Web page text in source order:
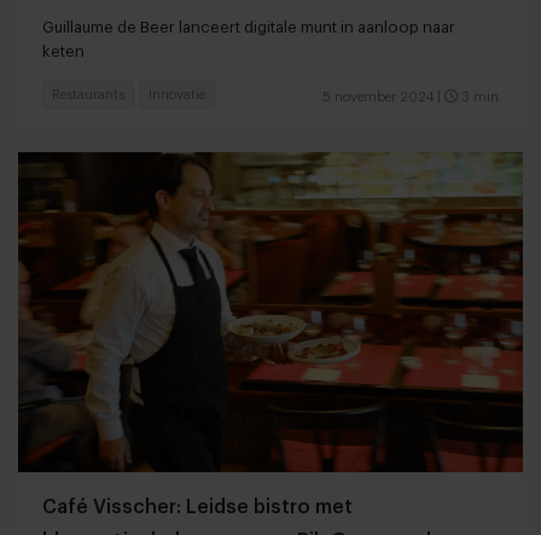
Guillaume de Beer lanceert digitale munt in aanloop naar
keten
5 november 2024 3 min
Restaurants Innovatie
Café Visscher: Leidse bistro met